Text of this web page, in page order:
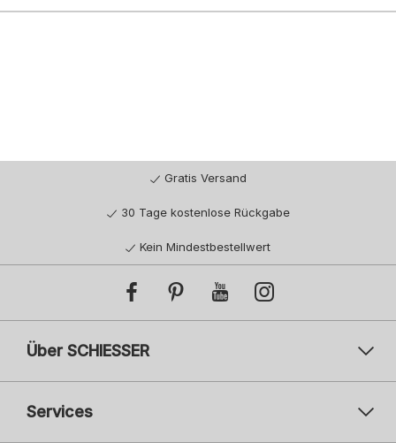
Gratis Versand
30 Tage kostenlose Rückgabe
Kein Mindestbestellwert
Über SCHIESSER
Services